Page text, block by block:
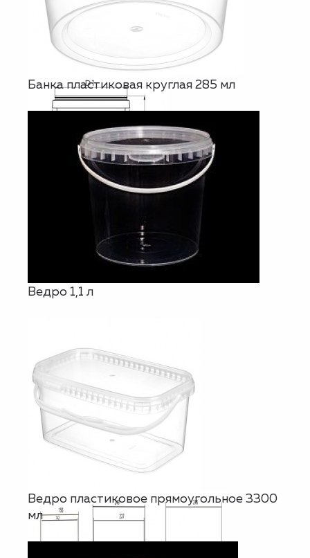
Банка пластиковая круглая 285 мл
Ведро 1,1 л
Ведро пластиковое прямоугольное 3300
мл